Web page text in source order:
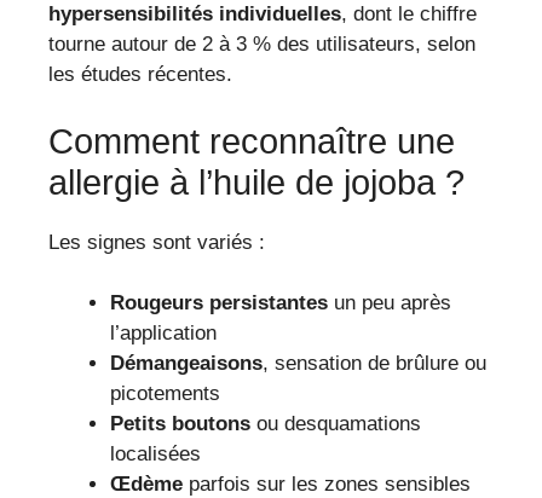
hypersensibilités individuelles, dont le chiffre
tourne autour de 2 à 3 % des utilisateurs, selon
les études récentes.
Comment reconnaître une
allergie à l’huile de jojoba ?
Les signes sont variés :
Rougeurs persistantes un peu après
l’application
Démangeaisons, sensation de brûlure ou
picotements
Petits boutons ou desquamations
localisées
Œdème parfois sur les zones sensibles